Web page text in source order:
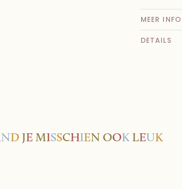
MEER INFO
DETAILS
ND JE MISSCHIEN OOK LEUK